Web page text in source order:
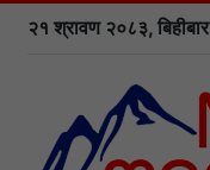
२१ श्रावण २०८३, बिहीबार